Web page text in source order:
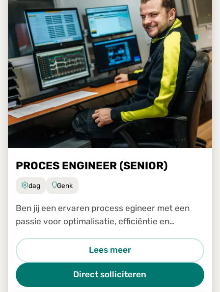
PROCES ENGINEER (SENIOR)
dag Genk
Ben jij een ervaren process egineer met een
passie voor optimalisatie, efficiëntie en
transformatieteam een sleutelrol spelen in het
analyseren, verbeteren e
Lees meer
Direct solliciteren